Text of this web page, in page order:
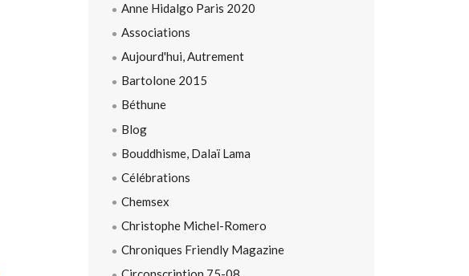
Anne Hidalgo Paris 2020
Associations
Aujourd'hui, Autrement
Bartolone 2015
Béthune
Blog
Bouddhisme, Dalaï Lama
Célébrations
Chemsex
Christophe Michel-Romero
Chroniques Friendly Magazine